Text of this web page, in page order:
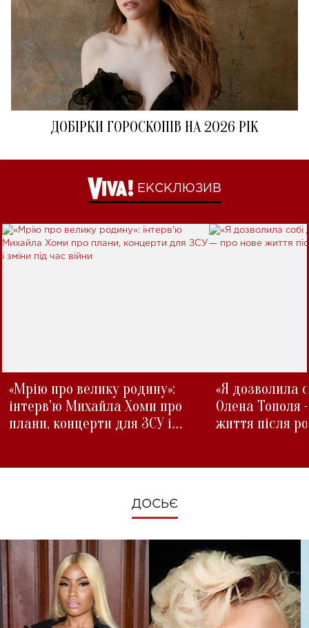
ДОБІРКИ ГОРОСКОПІВ НА 2026 РІК
ЕКСКЛЮЗИВ
«Мрію про велику родину»:
інтерв'ю Михайла Хоми про
плани, концерти для ЗСУ і
«Я дозволила
Олена Тополя
життя після
ДОСЬЄ